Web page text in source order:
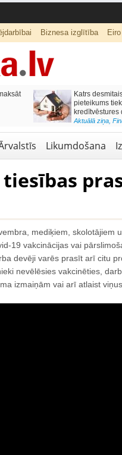
Biznesa izglītība
Katrs
pieteikums
kredītvēstures
Aktuālā ziņa,
Likumdošana
mediķiem, skolotājiem
19 vakcinācijas vai
devēji varēs prasīt arī citu
nevēlēsies vakcinēties,
izmaiņām vai arī atlaist